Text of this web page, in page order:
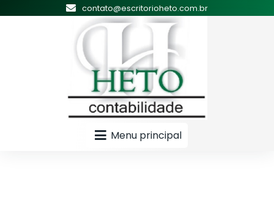
contato@escritorioheto.com.br
Menu principal